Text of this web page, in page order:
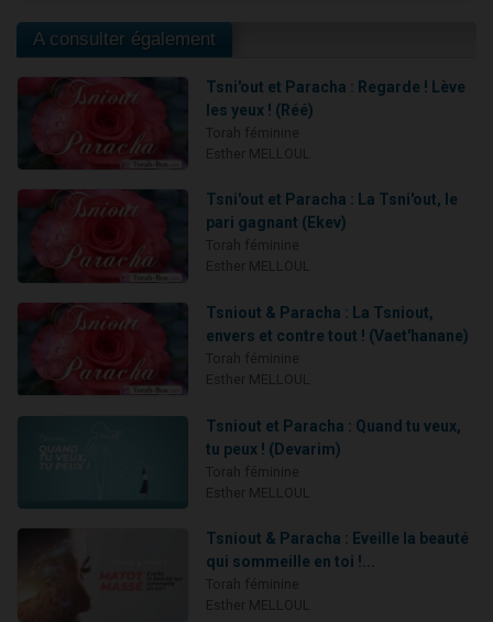
A consulter également
Tsni'out et Paracha : Regarde ! Lève
les yeux ! (Réé)
Tsni'out et Paracha : La Tsni'out, le
pari gagnant (Ekev)
Tsniout & Paracha : La Tsniout,
envers et contre tout ! (Vaet'hanane)
Tsniout et Paracha : Quand tu veux,
tu peux ! (Devarim)
Tsniout & Paracha : Eveille la beauté
qui sommeille en toi !...